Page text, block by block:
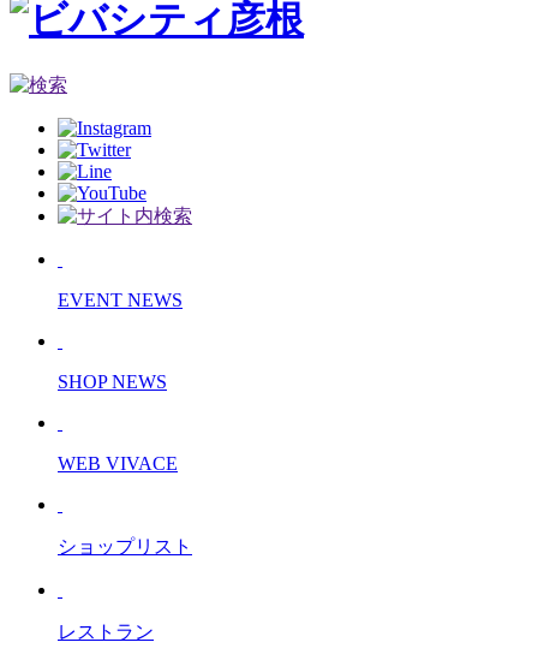
EVENT NEWS
SHOP NEWS
WEB VIVACE
ショップリスト
レストラン